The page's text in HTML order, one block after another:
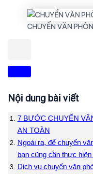
CHUYỂN VĂN
Nội dung bài viết
7 BƯỚC CHUYỂN
AN TOÀN
Ngoài ra, để chuyển
bạn cũng cần thực
Dịch vụ chuyển văn